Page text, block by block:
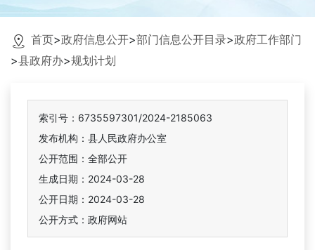
首页>政府信息公开>部门信息公开目录>政府工作部门
>县政府办>规划计划
索引号：6735597301/2024-2185063
发布机构：县人民政府办公室
公开范围：全部公开
生成日期：2024-03-28
公开日期：2024-03-28
公开方式：政府网站